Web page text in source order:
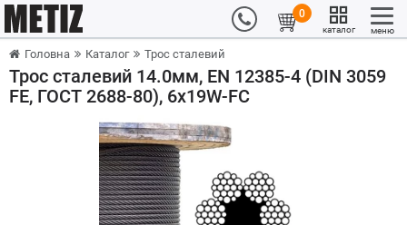
0
каталог меню
Головна Каталог Трос сталевий
Трос сталевий 14.0мм, EN 12385-4 (DIN 3059
FE, ГОСТ 2688-80), 6x19W-FC